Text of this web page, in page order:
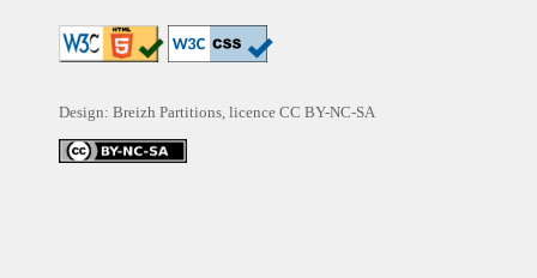
Design: Breizh Partitions, licence CC BY-NC-SA